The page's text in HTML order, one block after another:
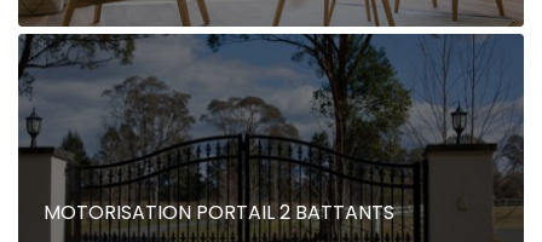
MOTORISATION PORTAIL 2 BATTANTS